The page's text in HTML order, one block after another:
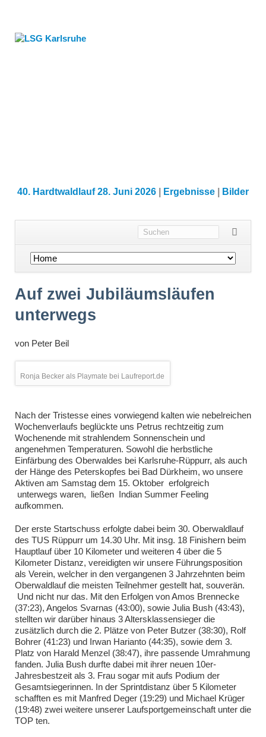
40. Hardtwaldlauf 28. Juni 2026 Ergebnisse Bilder
Navigation
Auf zwei Jubiläumsläufen
unterwegs
von Peter Beil
Ronja Becker als Playmate bei Laufreport.de
Nach der Tristesse eines vorwiegend kalten wie nebelreichen
Wochenverlaufs beglückte uns Petrus rechtzeitig zum
Wochenende mit strahlendem Sonnenschein und
angenehmen Temperaturen. Sowohl die herbstliche
Einfärbung des Oberwaldes bei Karlsruhe-Rüppurr, als auch
der Hänge des Peterskopfes bei Bad Dürkheim, wo unsere
Aktiven am Samstag dem 15. Oktober erfolgreich
unterwegs waren, ließen Indian Summer Feeling
aufkommen.
Der erste Startschuss erfolgte dabei beim 30. Oberwaldlauf
des TUS Rüppurr um 14.30 Uhr. Mit insg. 18 Finishern beim
Hauptlauf über 10 Kilometer und weiteren 4 über die 5
Kilometer Distanz, vereidigten wir unsere Führungsposition
als Verein, welcher in den vergangenen 3 Jahrzehnten beim
Oberwaldlauf die meisten Teilnehmer gestellt hat, souverän.
Und nicht nur das. Mit den Erfolgen von Amos Brennecke
(37:23), Angelos Svarnas (43:00), sowie Julia Bush (43:43),
stellten wir darüber hinaus 3 Altersklassensieger die
zusätzlich durch die 2. Plätze von Peter Butzer (38:30), Rolf
Bohrer (41:23) und Irwan Harianto (44:35), sowie dem 3.
Platz von Harald Menzel (38:47), ihre passende Umrahmung
fanden. Julia Bush durfte dabei mit ihrer neuen 10er-
Jahresbestzeit als 3. Frau sogar mit aufs Podium der
Gesamtsiegerinnen. In der Sprintdistanz über 5 Kilometer
schafften es mit Manfred Deger (19:29) und Michael Krüger
(19:48) zwei weitere unserer Laufsportgemeinschaft unter die
TOP ten.